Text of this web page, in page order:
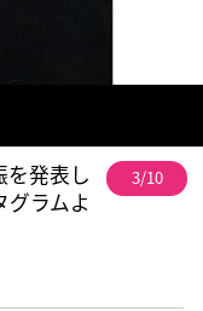
を発表し
ラムよ
3/10